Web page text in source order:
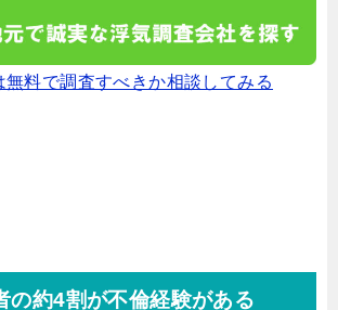
無料で調査すべきか相談してみる
の約4割が不倫経験がある